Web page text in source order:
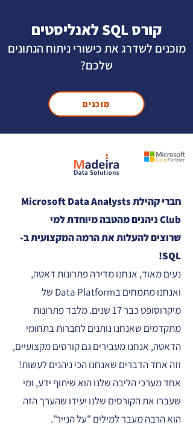
קורס SQL לאנליסטים
מוכנים לשדרג את כישורי ניתוח הנתונים
שלכם?
מוכנים
חברי קהילת Microsoft Data Analysts
Club ניהנים מהטבה מיוחדת למי
שרוצים להעלות את הרמה המקצועית ב-
SQL!
נעים מאוד, אנחנו מדירה פתרונות דאטה,
ואנחנו מתמחים בData Platform של
מיקרוסופט כבר 17 שנים. מלבד פתרונות
מתקדמים שאנחנו נותנים לחברות בתחומי
הדאטה, אנחנו מעבירים גם קורסים מקצועיים,
וזה אחד הדברים שאנחנו הכי ניהנים לעשות!
אחד מערכי הליבה שלנו הוא שיתוף ידע, ומי
שעברו את הקורסים שלנו יעידו שהערך הזה
הוא הרבה מעבר למילים "על הנייר".